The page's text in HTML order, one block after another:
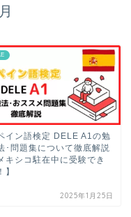
イン語検定 DELE A1の勉
･問題集について徹底解説
キシコ駐在中に受験でき
】
2025年1月25日